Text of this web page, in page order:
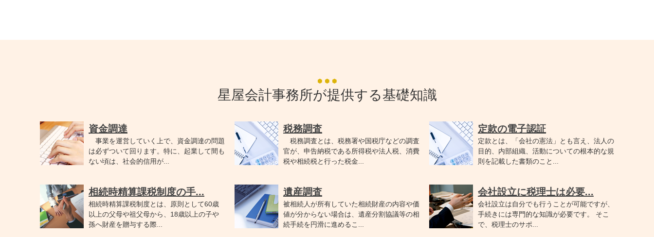
星屋会計事務所が提供する基礎知識
資金調達
事業を運営していく上で、資金調達の問題
は必ずついて回ります。特に、起業して間も
ない頃は、社会的信用が...
税務調査
税務調査とは、税務署や国税庁などの調査
官が、申告納税である所得税や法人税、消費
税や相続税と行った税金...
定款の電子認証
定款とは、「会社の憲法」とも言え、法人の
目的、内部組織、活動についての根本的な規
則を記載した書類のこと...
相続時精算課税制度の手...
相続時精算課税制度とは、原則として60歳
以上の父母や祖父母から、18歳以上の子や
孫へ財産を贈与する際...
遺産調査
被相続人が所有していた相続財産の内容や価
値が分からない場合は、遺産分割協議等の相
続手続を円滑に進めるこ...
会社設立に税理士は必要...
会社設立は自分でも行うことが可能ですが、
手続きには専門的な知識が必要です。 そこ
で、税理士のサポ...